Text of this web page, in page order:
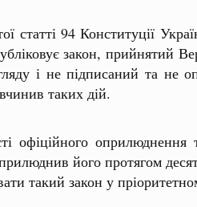
статті 94 Конституції
закон, прийнятий
і не підписаний та не
таких дій.
офіційного
його протягом
такий закон у